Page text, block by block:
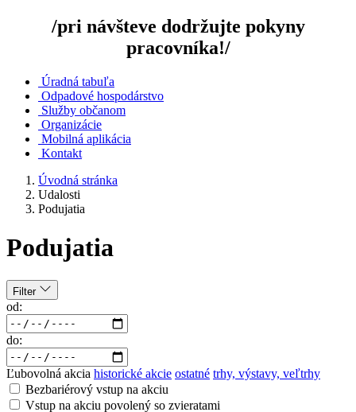
/pri návšteve dodržujte pokyny
pracovníka!/
Úradná tabuľa
Odpadové hospodárstvo
Služby občanom
Organizácie
Mobilná aplikácia
Kontakt
Úvodná stránka
Udalosti
Podujatia
Podujatia
Filter
od:
do:
Ľubovolná akcia historické akcie ostatné trhy, výstavy, veľtrhy
Bezbariérový vstup na akciu
Vstup na akciu povolený so zvieratami